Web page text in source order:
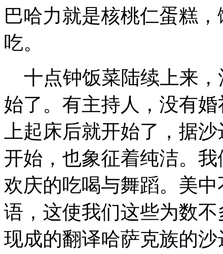
巴哈力就是核桃仁蛋糕
吃。
十点钟饭菜陆续上来
始了。有主持人，没有
上起床后就开始了，据
开始，也象征着纯洁。
欢庆的吃喝与舞蹈。美
语，这使我们这些为数
现成的翻译哈萨克族的